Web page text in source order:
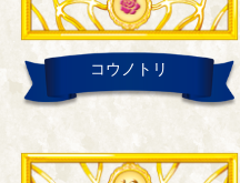
コウノトリ